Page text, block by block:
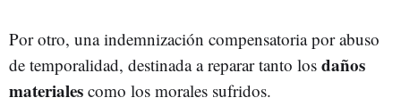
Por otro, una indemnización compensatoria por abuso
de temporalidad, destinada a reparar tanto los daños
materiales como los morales sufridos.